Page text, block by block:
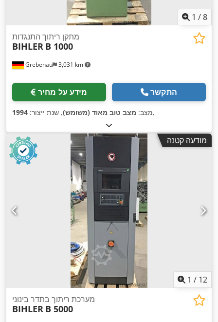
1 /8
Grebenau 3,031 km
מתקן ריתוך התנגדות
BIHLER B 1000
מידע על מחיר התקשר
מצב: מצב טוב מאוד (משומש), שנת ייצור: 1994 ,
מודעה קטנה
1 / 12
מערכת ריתוך בתדר בינוני
BIHLER B 5000